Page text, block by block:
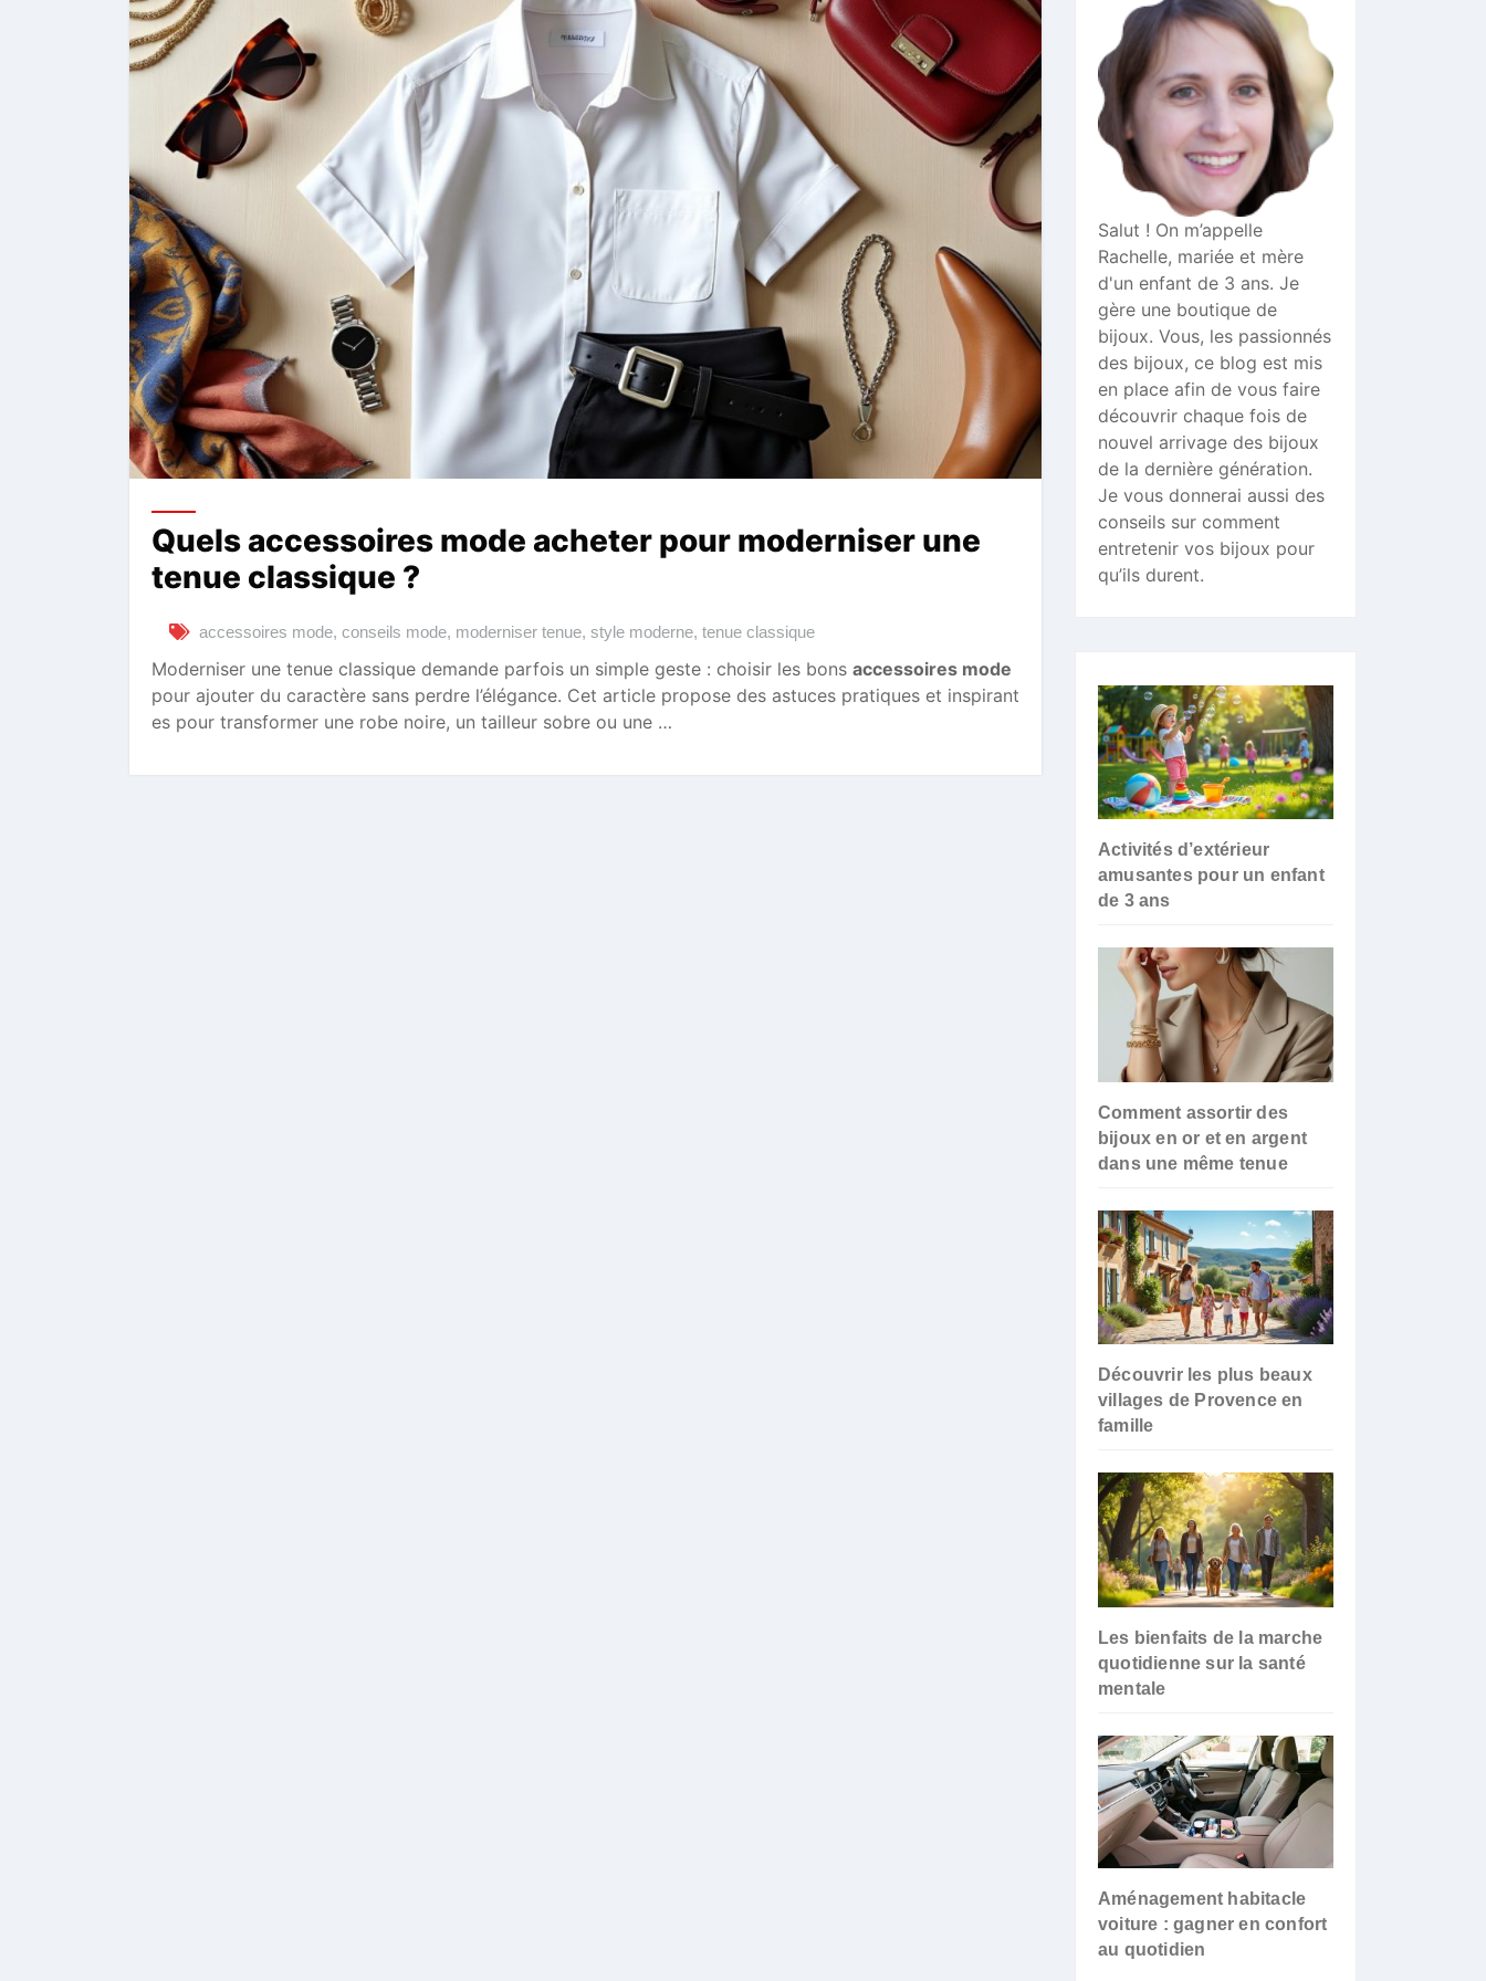
Quels accessoires mode acheter pour moderniser une
tenue classique ?
accessoires mode, conseils mode, moderniser tenue, style moderne, tenue classique
Moderniser une tenue classique demande parfois un simple geste : choisir les bons accessoires mode
pour ajouter du caractère sans perdre l’élégance. Cet article propose des astuces pratiques et inspirant
es pour transformer une robe noire, un tailleur sobre ou une …
Salut ! On m’appelle
Rachelle, mariée et mère
d'un enfant de 3 ans. Je
gère une boutique de
bijoux. Vous, les passionnés
des bijoux, ce blog est mis
en place afin de vous faire
découvrir chaque fois de
nouvel arrivage des bijoux
de la dernière génération.
Je vous donnerai aussi des
conseils sur comment
entretenir vos bijoux pour
qu’ils durent.
Activités d’extérieur
amusantes pour un enfant
de 3 ans
Comment assortir des
bijoux en or et en argent
dans une même tenue
Découvrir les plus beaux
villages de Provence en
famille
Les bienfaits de la marche
quotidienne sur la santé
mentale
Aménagement habitacle
voiture : gagner en confort
au quotidien